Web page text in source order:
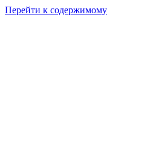
Перейти к содержимому